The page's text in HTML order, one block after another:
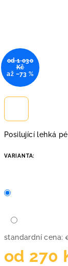
Posilující lehká
VARIANTA:
standardní cena:
od 270
od 1 030
Kč
až –73 %